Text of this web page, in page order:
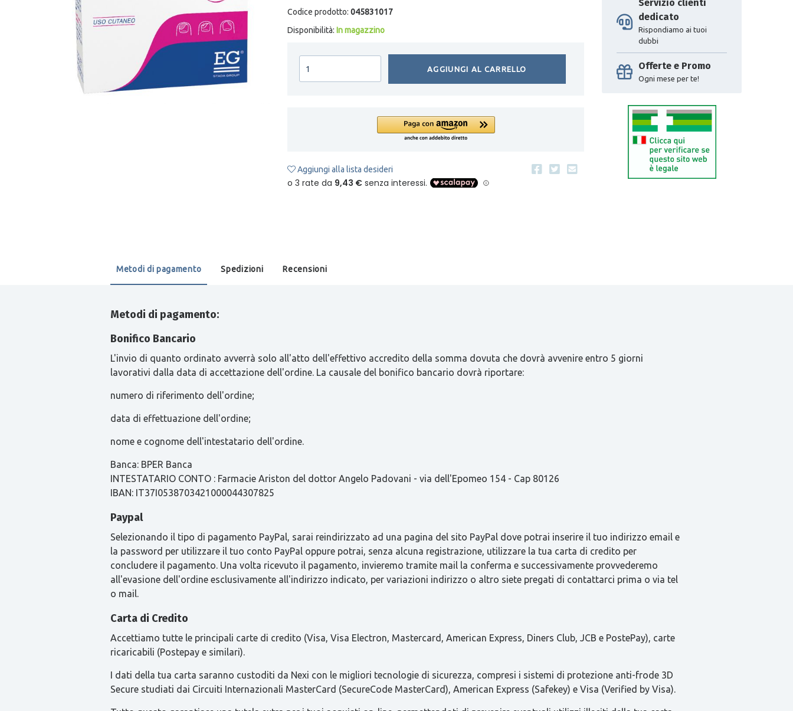
Codice prodotto: 045831017
Disponibilità: In magazzino
AGGIUNGI AL CARRELLO
Aggiungi alla lista desideri
Servizio clienti
dedicato
Rispondiamo ai tuoi
dubbi
Offerte e Promo
Ogni mese per te!
Metodi di pagamento Spedizioni Recensioni
Metodi di pagamento:
Bonifico Bancario
L'invio di quanto ordinato avverrà solo all'atto dell'effettivo accredito della somma dovuta che dovrà avvenire entro 5 giorni
lavorativi dalla data di accettazione dell'ordine. La causale del bonifico bancario dovrà riportare:
numero di riferimento dell'ordine;
data di effettuazione dell'ordine;
nome e cognome dell'intestatario dell'ordine.
Banca: BPER Banca
INTESTATARIO CONTO : Farmacie Ariston del dottor Angelo Padovani - via dell'Epomeo 154 - Cap 80126
IBAN: IT37I0538703421000044307825
Paypal
Selezionando il tipo di pagamento PayPal, sarai reindirizzato ad una pagina del sito PayPal dove potrai inserire il tuo indirizzo email e
la password per utilizzare il tuo conto PayPal oppure potrai, senza alcuna registrazione, utilizzare la tua carta di credito per
concludere il pagamento. Una volta ricevuto il pagamento, invieremo tramite mail la conferma e successivamente provvederemo
all'evasione dell'ordine esclusivamente all'indirizzo indicato, per variazioni indirizzo o altro siete pregati di contattarci prima o via tel
o mail.
Carta di Credito
Accettiamo tutte le principali carte di credito (Visa, Visa Electron, Mastercard, American Express, Diners Club, JCB e PostePay), carte
ricaricabili (Postepay e similari).
I dati della tua carta saranno custoditi da Nexi con le migliori tecnologie di sicurezza, compresi i sistemi di protezione anti-frode 3D
Secure studiati dai Circuiti Internazionali MasterCard (SecureCode MasterCard), American Express (Safekey) e Visa (Verified by Visa).